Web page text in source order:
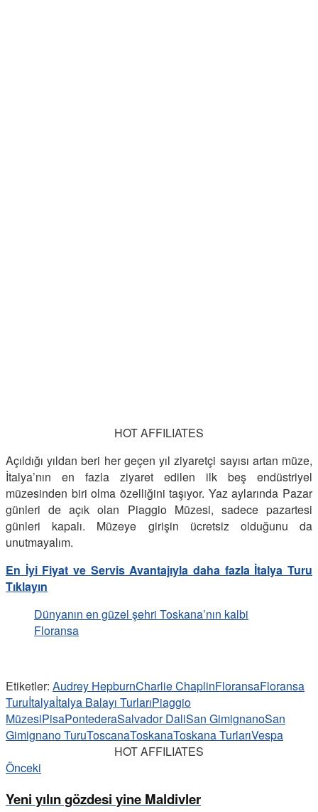
HOT AFFILIATES
Açıldığı yıldan beri her geçen yıl ziyaretçi sayısı artan müze,
İtalya’nın en fazla ziyaret edilen ilk beş endüstriyel
müzesinden biri olma özelliğini taşıyor. Yaz aylarında Pazar
günleri de açık olan Piaggio Müzesi, sadece pazartesi
günleri kapalı. Müzeye girişin ücretsiz olduğunu da
unutmayalım.
En İyi Fiyat ve Servis Avantajıyla daha fazla İtalya Turu
Tıklayın
Dünyanın en güzel şehri Toskana’nın kalbi
Floransa
Etiketler: Audrey HepburnCharlie ChaplinFloransaFloransa
Turuİtalyaİtalya Balayı TurlarıPiaggio
MüzesiPisaPontederaSalvador DaliSan GimignanoSan
Gimignano TuruToscanaToskanaToskana TurlarıVespa
HOT AFFILIATES
Önceki
Yeni yılın gözdesi yine Maldivler